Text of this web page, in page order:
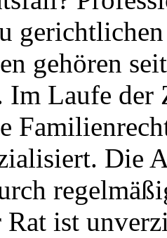
gehören
Laufe der
Die
ist